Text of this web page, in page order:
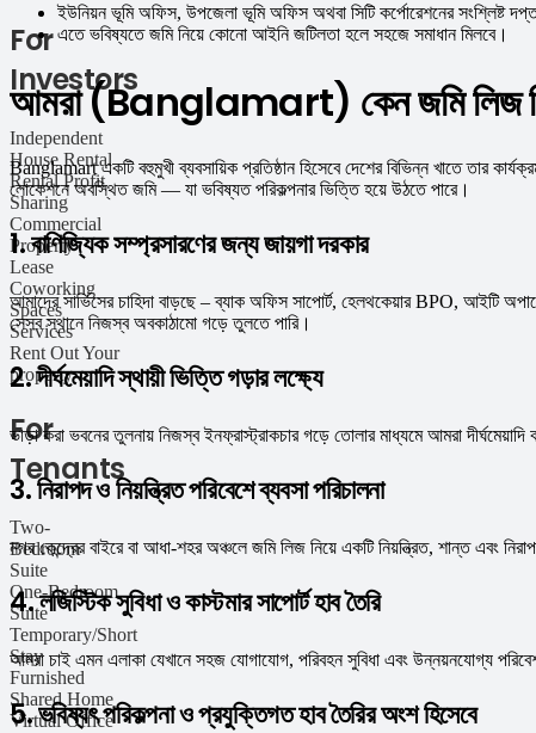
ইউনিয়ন ভূমি অফিস, উপজেলা ভূমি অফিস অথবা সিটি কর্পোরেশনের সংশ্লিষ্ট
এতে ভবিষ্যতে জমি নিয়ে কোনো আইনি জটিলতা হলে সহজে সমাধান মিলবে।
আমরা (Banglamart) কেন জমি লিজ
Banglamart একটি বহুমুখী ব্যবসায়িক প্রতিষ্ঠান হিসেবে দেশের বিভিন্ন খাতে তার
লোকেশনে অবস্থিত জমি — যা ভবিষ্যত পরিকল্পনার ভিত্তি হয়ে উঠতে পারে।
1. বাণিজ্যিক সম্প্রসারণের জন্য জায়গা দরকার
আমাদের সার্ভিসের চাহিদা বাড়ছে – ব্যাক অফিস সাপোর্ট, হেলথকেয়ার BPO, আইটি
সেসব স্থানে নিজস্ব অবকাঠামো গড়ে তুলতে পারি।
2. দীর্ঘমেয়াদি স্থায়ী ভিত্তি গড়ার লক্ষ্যে
ভাড়া করা ভবনের তুলনায় নিজস্ব ইনফ্রাস্ট্রাকচার গড়ে তোলার মাধ্যমে আমরা
3. নিরাপদ ও নিয়ন্ত্রিত পরিবেশে ব্যবসা পরিচালনা
নগর কেন্দ্রের বাইরে বা আধা-শহর অঞ্চলে জমি লিজ নিয়ে একটি নিয়ন্ত্রিত, শান্ত এবং
4. লজিস্টিক সুবিধা ও কাস্টমার সাপোর্ট হাব তৈরি
আমরা চাই এমন এলাকা যেখানে সহজ যোগাযোগ, পরিবহন সুবিধা এবং উন্নয়নযোগ্য
5. ভবিষ্যৎ পরিকল্পনা ও প্রযুক্তিগত হাব তৈরির অংশ হিসেবে
For
Investors
Independent
House Rental
Rental Profit
Sharing
Commercial
Property
Lease
Coworking
Spaces
Services
Rent Out Your
property
For
Tenants
Two-
Bedroom
Suite
One-Bedroom
Suite
Temporary/Short
Stay
Furnished
Shared Home
Virtual Office